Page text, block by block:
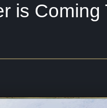
is Coming